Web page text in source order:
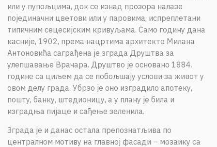
или у пупољцима, док се изнад прозора налазе
појединачни цветови или у паровима, испреплетани
типичним сецесијским кривуљама. Само годину дана
касније, 1902, према нацртима архитекте Милана
Антоновића саграђена је зграда Друштва за
улепшавање Врачара. Друштво је основано 1884.
године са циљем да се побољшају услови за живот у
овом делу града. Убрзо је оно изградило апотеку,
пошту, банку, штедионицу, а у плану је била и
изградња пијаце и сађење зеленила.
Зграда је и данас остала препознатљива по
централном мотиву на главној фасади – мозаику са